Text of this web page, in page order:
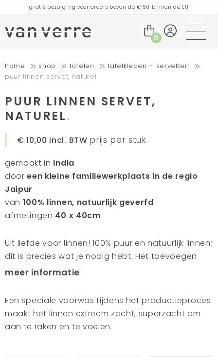
gratis bezorging voor orders boven de €150 binnen de EU
bezoek onze winkel in Amsterdam!
gratis bezorging voor orders boven de €75 binnen de BENELUX & Duitsland
gratis bezorging voor orders boven de €150 binnen de EU
verzonden
bezoek onze winkel in Amsterdam!
0
home shop tafelen
tafelkleden + servetten
puur linnen servet, naturel
PUUR LINNEN SERVET,
NATUREL
€ 10,00 incl. BTW prijs per stuk
gemaakt in India
dooreen kleine familiewerkplaats in de regio
Jaipur
van 100% linnen, natuurlijk geverfd
afmetingen 40 x 40cm
Uit liefde voor linnen! 100% puur en natuurlijk linnen;
dit is precies wat je nodig hebt. Het toevoegen
van een sfeer van feest en vreugde aan het leven.
speciale voorwas tijdens het productieproces
maakt het linnen extreem zacht. Superzacht om
aan te raken en te voelen. Creëer een prachtige
meer informatie
Een speciale voorwas tijdens het productieproces
maakt het linnen extreem zacht, superzacht om
aan te raken en te voelen.